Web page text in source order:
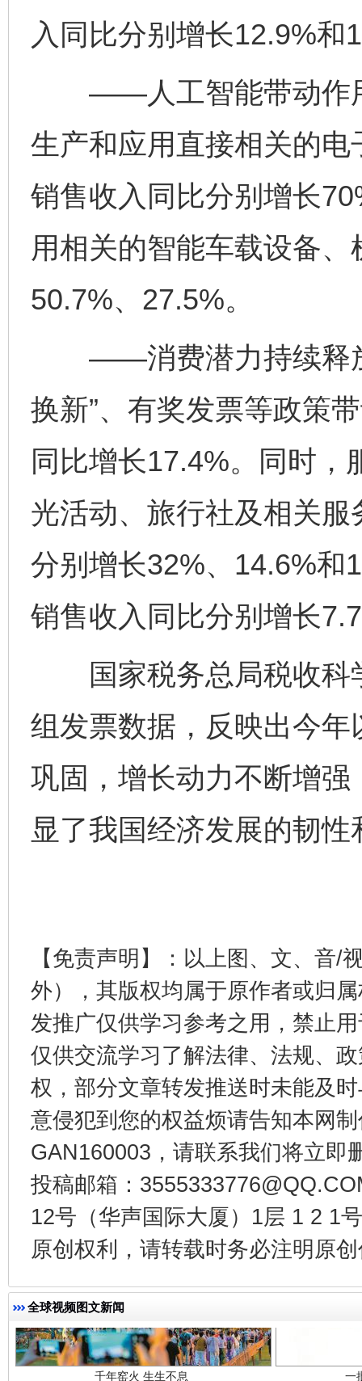
入同比分别增长12.9%和
——人工智能带动作用
生产和应用直接相关的
销售收入同比分别增长
用相关的智能车载设备
50.7%、27.5%。
——消费潜力持续释放
换新”、有奖发票等政策
同比增长17.4%。同时，
光活动、旅行社及相关
分别增长32%、14.6%和
销售收入同比分别增长
国家税务总局税收科
组发票数据，反映出今
巩固，增长动力不断增
显了我国经济发展的韧性
【免责声明】：以上图、文、音/
外），其版权均属于原作者或归
发推广仅供学习参考之用，禁止
仅供交流学习了解法律、法规、
权，部分文章转发推送时未能及
意侵犯到您的权益烦请告知本网
GAN160003，请联系我们将立即
投稿邮箱：
12号（华声国际大厦）1层 1 2 1
原创权利，请转载时务必注明原
全球视频图文新闻
东山县通报“牛蛙产品抗生素超标问题” 法